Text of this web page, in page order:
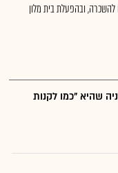
ובהפעלת בית מלון
שהיא "כמו לקנות